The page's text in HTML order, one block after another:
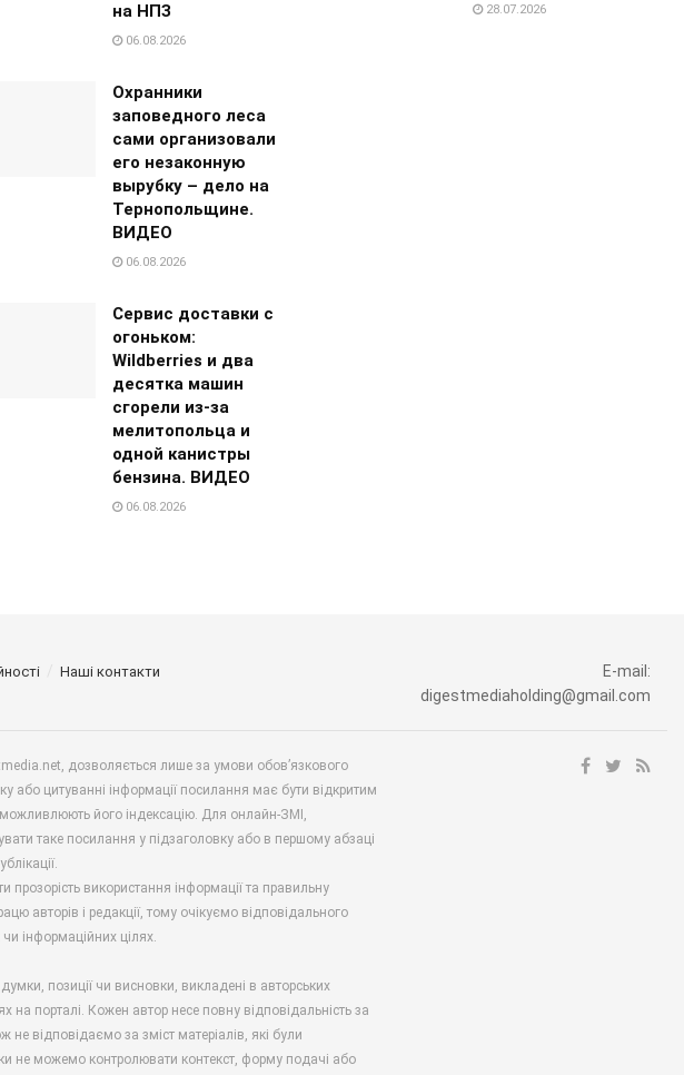
на НПЗ
06.08.2026
Охранники
заповедного леса
сами организовали
его незаконную
вырубку – дело на
Тернопольщине.
ВИДЕО
06.08.2026
Сервис доставки с
огоньком:
Wildberries и два
десятка машин
сгорели из-за
мелитопольца и
одной канистры
бензина. ВИДЕО
06.08.2026
28.07.2026
Наші контакти
E-mail:
digestmediaholding@gmail.com
дозволяється лише за умови обов’язкового
цитуванні інформації посилання має бути відкритим
його індексацію. Для онлайн-ЗМІ,
таке посилання у підзаголовку або в першому абзаці
використання інформації та правильну
авторів і редакції, тому очікуємо відповідального
чи інформаційних цілях.
позиції чи висновки, викладені в авторських
на порталі. Кожен автор несе повну відповідальність за
не відповідаємо за зміст матеріалів, які були
не можемо контролювати контекст, форму подачі або